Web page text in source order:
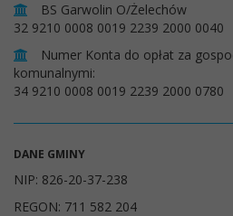
BS Garwolin O/Żelechów
32 9210 0008 0019 2239 2000 0040
Numer Konta do opłat za
komunalnymi:
34 9210 0008 0019 2239 2000 0780
DANE GMINY
NIP: 826-20-37-238
REGON: 711 582 204